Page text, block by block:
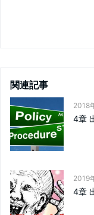
関連記事
2018
4章
2019
4章